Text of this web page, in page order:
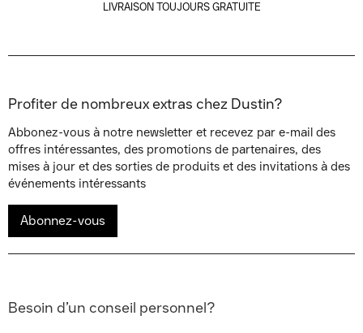
LIVRAISON TOUJOURS GRATUITE
Profiter de nombreux extras chez Dustin?
Abbonez-vous à notre newsletter et recevez par e-mail des
offres intéressantes, des promotions de partenaires, des
mises à jour et des sorties de produits et des invitations à des
événements intéressants
Abonnez-vous
Besoin d’un conseil personnel?